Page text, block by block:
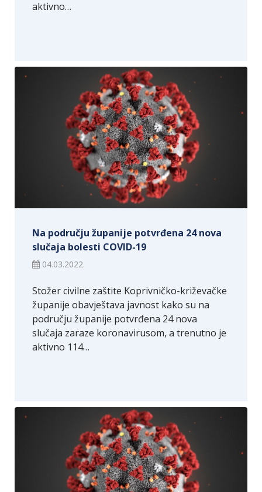
aktivno…
Na području županije potvrđena 24 nova
slučaja bolesti COVID-19
04.03.2022.
Stožer civilne zaštite Koprivničko-križevačke
županije obavještava javnost kako su na
području županije potvrđena 24 nova
slučaja zaraze koronavirusom, a trenutno je
aktivno 114…